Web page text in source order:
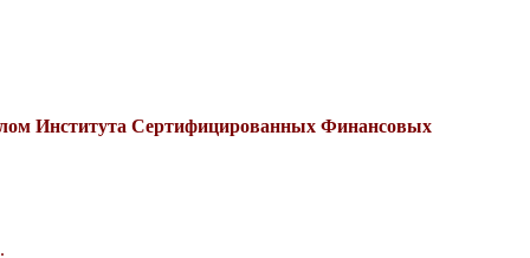
Института Сертифицированных Финансовых